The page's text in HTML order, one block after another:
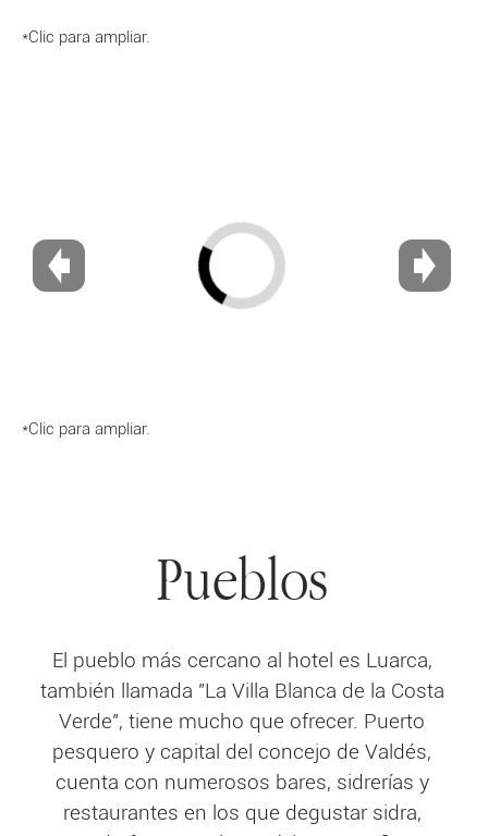
*Clic para ampliar.
*Clic para ampliar.
Pueblos
El pueblo más cercano al hotel es Luarca,
también llamada "La Villa Blanca de la Costa
Verde", tiene mucho que ofrecer. Puerto
pesquero y capital del concejo de Valdés,
cuenta con numerosos bares, sidrerías y
restaurantes en los que degustar sidra,